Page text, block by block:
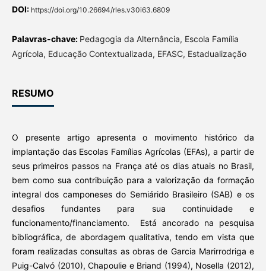
DOI: https://doi.org/10.26694/rles.v30i63.6809
Palavras-chave: Pedagogia da Alternância, Escola Família
Agrícola, Educação Contextualizada, EFASC, Estadualização
RESUMO
O presente artigo apresenta o movimento histórico da
implantação das Escolas Famílias Agrícolas (EFAs), a partir de
seus primeiros passos na França até os dias atuais no Brasil,
bem como sua contribuição para a valorização da formação
integral dos camponeses do Semiárido Brasileiro (SAB) e os
desafios fundantes para sua continuidade e
funcionamento/financiamento. Está ancorado na pesquisa
bibliográfica, de abordagem qualitativa, tendo em vista que
foram realizadas consultas as obras de Garcia Marirrodriga e
Puig-Calvó (2010), Chapoulie e Briand (1994), Nosella (2012),